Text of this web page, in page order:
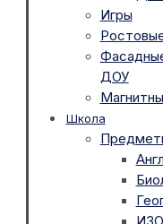
Игры
ДОУ
Школа